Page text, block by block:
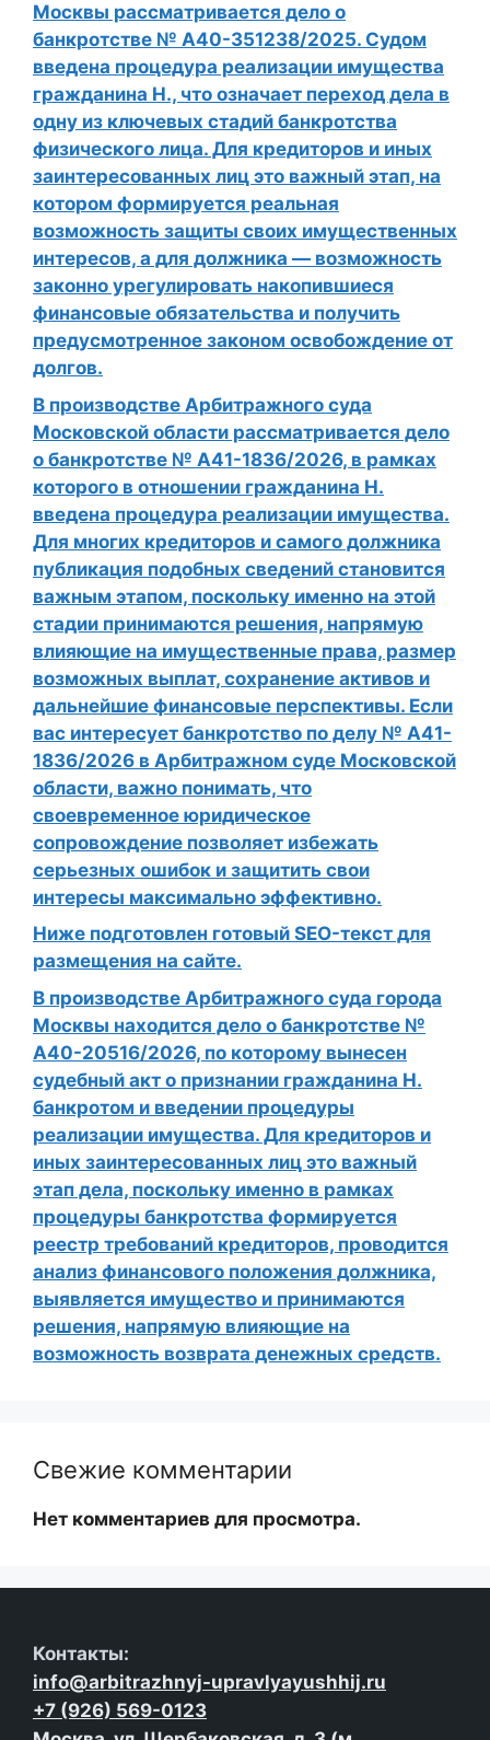
Москвы рассматривается дело о
банкротстве № А40-351238/2025. Судом
введена процедура реализации имущества
гражданина Н., что означает переход дела в
одну из ключевых стадий банкротства
физического лица. Для кредиторов и иных
заинтересованных лиц это важный этап, на
котором формируется реальная
возможность защиты своих имущественных
интересов, а для должника — возможность
законно урегулировать накопившиеся
финансовые обязательства и получить
предусмотренное законом освобождение от
долгов.
В производстве Арбитражного суда
Московской области рассматривается дело
о банкротстве № А41-1836/2026, в рамках
которого в отношении гражданина Н.
введена процедура реализации имущества.
Для многих кредиторов и самого должника
публикация подобных сведений становится
важным этапом, поскольку именно на этой
стадии принимаются решения, напрямую
влияющие на имущественные права, размер
возможных выплат, сохранение активов и
дальнейшие финансовые перспективы. Если
вас интересует банкротство по делу № А41-
1836/2026 в Арбитражном суде Московской
области, важно понимать, что
своевременное юридическое
сопровождение позволяет избежать
серьезных ошибок и защитить свои
интересы максимально эффективно.
Ниже подготовлен готовый SEO-текст для
размещения на сайте.
В производстве Арбитражного суда города
Москвы находится дело о банкротстве №
А40-20516/2026, по которому вынесен
судебный акт о признании гражданина Н.
банкротом и введении процедуры
реализации имущества. Для кредиторов и
иных заинтересованных лиц это важный
этап дела, поскольку именно в рамках
процедуры банкротства формируется
реестр требований кредиторов, проводится
анализ финансового положения должника,
выявляется имущество и принимаются
решения, напрямую влияющие на
возможность возврата денежных средств.
Свежие комментарии
Нет комментариев для просмотра.
Контакты:
info@arbitrazhnyj-upravlyayushhij.ru
+7 (926) 569-0123